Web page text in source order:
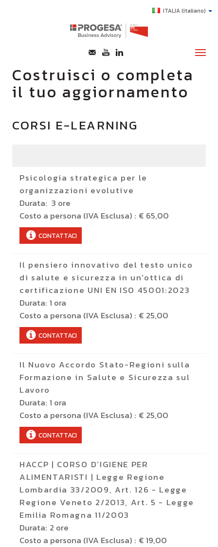
ITALIA(italiano)
CHI SIAMO
TOPICS
AGEVOLAZIONI
SUCCESS STORY
CONTATTI
Costruisci o completa
il tuo aggiornamento
CORSI E-LEARNING
Psicologia strategica per le
organizzazioni evolutive
Durata: 3 ore
Costo a persona (IVA Esclusa) : € 65,00
CONTATTACI
Il pensiero innovativo del testo unico
di salute e sicurezza in un'ottica di
certificazione UNI EN ISO 45001:2023
Durata: 1 ora
Costo a persona (IVA Esclusa) : € 25,00
CONTATTACI
Il Nuovo Accordo Stato-Regioni sulla
Formazione in Salute e Sicurezza sul
Lavoro
Durata: 1 ora
Costo a persona (IVA Esclusa) : € 25,00
CONTATTACI
HACCP | CORSO D’IGIENE PER
ALIMENTARISTI | Legge Regione
Lombardia 33/2009, Art. 126 - Legge
Regione Veneto 2/2013, Art. 5 - Legge
Emilia Romagna 11/2003
Durata: 2 ore
Costo a persona (IVA Esclusa) : € 19,00